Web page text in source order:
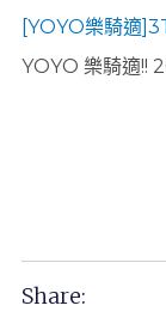
[YOYO樂騎適
YOYO 樂騎適!!
Share: